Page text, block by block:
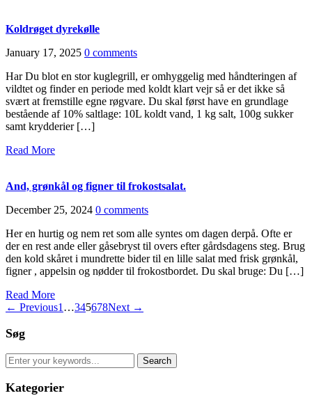
Koldrøget dyrekølle
January 17, 2025 0 comments
Har Du blot en stor kuglegrill, er omhyggelig med håndteringen af
vildtet og finder en periode med koldt klart vejr så er det ikke så
svært at fremstille egne røgvare. Du skal først have en grundlage
bestående af 10% saltlage: 10L koldt vand, 1 kg salt, 100g sukker
samt krydderier […]
Read More
And, grønkål og figner til frokostsalat.
December 25, 2024 0 comments
Her en hurtig og nem ret som alle syntes om dagen derpå. Ofte er
der en rest ande eller gåsebryst til overs efter gårdsdagens steg. Brug
den kold skåret i mundrette bider til en lille salat med frisk grønkål,
figner , appelsin og nødder til frokostbordet. Du skal bruge: Du […]
Read More
← Previous1 …345678Next →
Søg
Search
for:
Kategorier